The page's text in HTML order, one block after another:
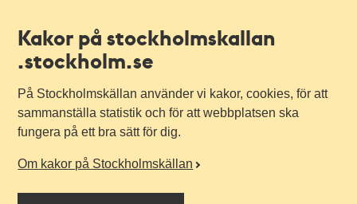
Kakor på stockholmskallan
.stockholm.se
På Stockholmskällan använder vi kakor, cookies, för att
sammanställa statistik och för att webbplatsen ska
fungera på ett bra sätt för dig.
Om kakor på Stockholmskällan